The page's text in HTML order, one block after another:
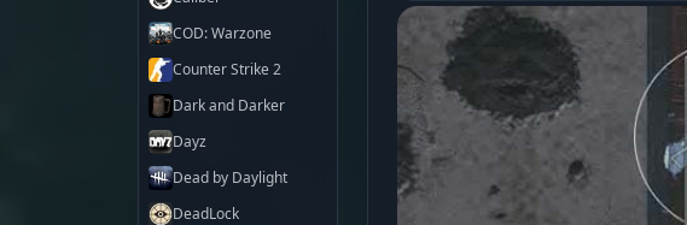
COD: Warzone
Counter Strike 2
Dark and Darker
Dayz
Dead by Daylight
DeadLock